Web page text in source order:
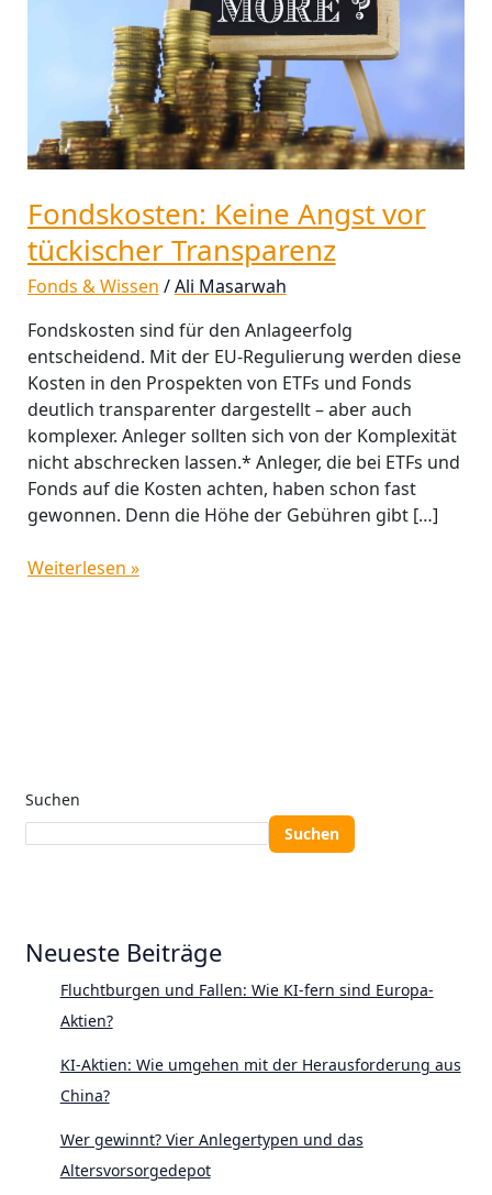
Fondskosten: Keine Angst vor
tückischer Transparenz
Fonds & Wissen /Ali Masarwah
Fondskosten sind für den Anlageerfolg
entscheidend. Mit der EU-Regulierung werden diese
Kosten in den Prospekten von ETFs und Fonds
deutlich transparenter dargestellt – aber auch
komplexer. Anleger sollten sich von der Komplexität
nicht abschrecken lassen.* Anleger, die bei ETFs und
Fonds auf die Kosten achten, haben schon fast
gewonnen. Denn die Höhe der Gebühren gibt […]
Weiterlesen »
Suchen
Suchen
Neueste Beiträge
Fluchtburgen und Fallen: Wie KI-fern sind Europa-
Aktien?
KI-Aktien: Wie umgehen mit der Herausforderung aus
China?
Wer gewinnt? Vier Anlegertypen und das
Altersvorsorgedepot